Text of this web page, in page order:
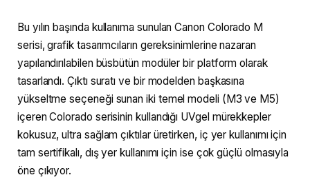
Bu yılın başında kullanıma sunulan Canon Colorado M
serisi, grafik tasarımcıların gereksinimlerine nazaran
yapılandırılabilen büsbütün modüler bir platform olarak
tasarlandı. Çıktı suratı ve bir modelden başkasına
yükseltme seçeneği sunan iki temel modeli (M3 ve M5)
içeren Colorado serisinin kullandığı UVgel mürekkepler
kokusuz, ultra sağlam çıktılar üretirken, iç yer kullanımı için
tam sertifikalı, dış yer kullanımı için ise çok güçlü olmasıyla
öne çıkıyor.